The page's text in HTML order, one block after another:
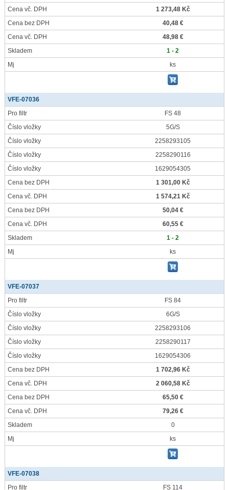
Cena vč. DPH
1 273,48 Kč
Cena bez DPH
40,48 €
Cena vč. DPH
48,98 €
Skladem
1 - 2
Mj
ks
VFE-07036
Pro filtr
FS 48
Číslo vložky
5G/S
Číslo vložky
2258293105
Číslo vložky
2258290116
Číslo vložky
1629054305
Cena bez DPH
1 301,00 Kč
Cena vč. DPH
1 574,21 Kč
Cena bez DPH
50,04 €
Cena vč. DPH
60,55 €
Skladem
1 - 2
Mj
ks
VFE-07037
Pro filtr
FS 84
Číslo vložky
6G/S
Číslo vložky
2258293106
Číslo vložky
2258290117
Číslo vložky
1629054306
Cena bez DPH
1 702,96 Kč
Cena vč. DPH
2 060,58 Kč
Cena bez DPH
65,50 €
Cena vč. DPH
79,26 €
Skladem
0
Mj
ks
VFE-07038
Pro filtr
FS 114